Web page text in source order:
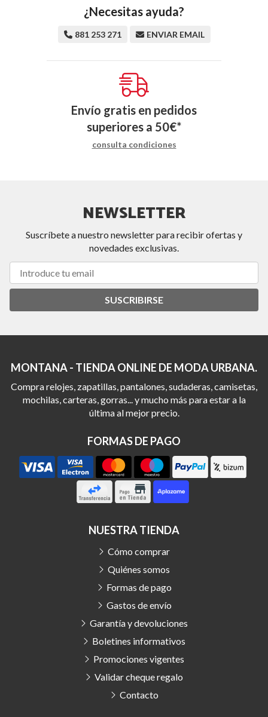
¿Necesitas ayuda?
881 253 271 ENVIAR EMAIL
Envío gratis en pedidos
superiores a 50€*
consulta condiciones
NEWSLETTER
Suscríbete a nuestro newsletter para recibir ofertas y
novedades exclusivas.
SUSCRIBIRSE
MONTANA - TIENDA ONLINE DE MODA URBANA.
Compra relojes, zapatillas, pantalones, sudaderas, camisetas,
mochilas, carteras, gorras... y mucho más para estar a la
última al mejor precio.
FORMAS DE PAGO
NUESTRA TIENDA
Cómo comprar
Quiénes somos
Formas de pago
Gastos de envío
Garantía y devoluciones
Boletines informativos
Promociones vigentes
Validar cheque regalo
Contacto